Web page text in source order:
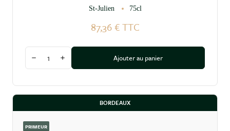
St-Julien 75cl
87,36 € TTC
Diminuer la quantité
Augmenter la quantitéAjouter au panier
BORDEAUX
PRIMEUR